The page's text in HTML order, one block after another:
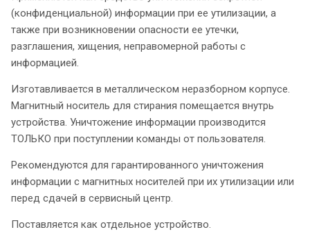
(конфиденциальной) информации при ее утилизации, а
также при возникновении опасности ее утечки,
разглашения, хищения, неправомерной работы с
информацией.
Изготавливается в металлическом неразборном корпусе.
Магнитный носитель для стирания помещается внутрь
устройства. Уничтожение информации производится
ТОЛЬКО при поступлении команды от пользователя.
Рекомендуются для гарантированного уничтожения
информации с магнитных носителей при их утилизации или
перед сдачей в сервисный центр.
Поставляется как отдельное устройство.